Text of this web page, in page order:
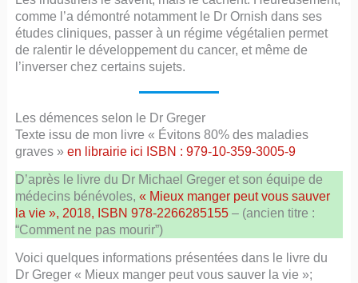
comme l’a démontré notamment le Dr Ornish dans ses
études cliniques, passer à un régime végétalien permet
de ralentir le développement du cancer, et même de
l’inverser chez certains sujets.
Les démences selon le Dr Greger
Texte issu de mon livre « Évitons 80% des maladies
graves » en librairie ici ISBN : 979-10-359-3005-9
D’après le livre du Dr Michael Greger et son équipe de
médecins bénévoles, « Mieux manger peut vous sauver
la vie », 2018, ISBN 978-2266285155– (ancien titre :
“Comment ne pas mourir”)
Voici quelques informations présentées dans le livre du
Dr Greger « Mieux manger peut vous sauver la vie »;